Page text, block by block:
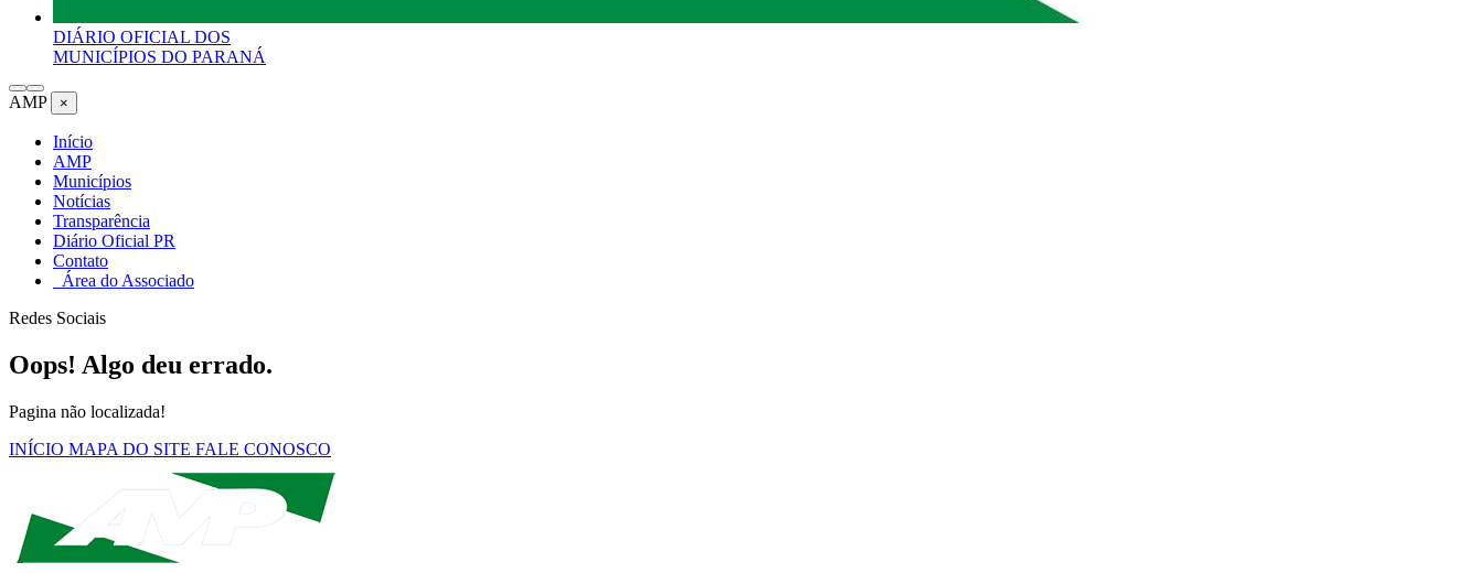
DIÁRIO OFICIAL DOS
MUNICÍPIOS DO PARANÁ
AMP ×
Início
AMP
Municípios
Notícias
Transparência
Diário Oficial PR
Contato
Área do Associado
Redes Sociais
Oops! Algo deu errado.
Pagina não localizada!
INÍCIO MAPA DO SITE FALE CONOSCO